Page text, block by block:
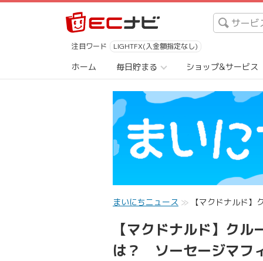
注目ワード LIGHTFX(入金額指定なし)
ホーム 毎日貯まる ショップ&サービス
まいにちニュース 【マクドナルド
【マクドナルド】ク
は？ ソーセージマフ